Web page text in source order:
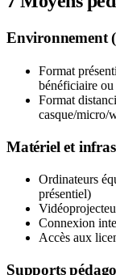
Environnement
Format
bénéficiaire
Format
casque/micro/
Matériel et
Ordinateurs
présentiel)
Connexion
Accès aux
Supports